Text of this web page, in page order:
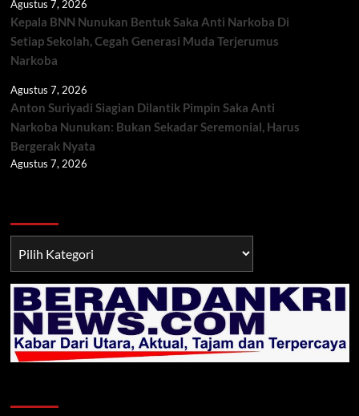
Agustus 7, 2026
Kepala BNN Nunukan Bentuk Saka Anti Narkoba Di
Setiap Sekolah, Cegah Generasi Muda Terjerumus
Narkoba
Agustus 7, 2026
Anton Suriyadi Siagian Dilantik Pimpin Saka Anti
Narkoba Nunukan: Bukan Sekadar Seremonial, Harus
Bergerak Nyata
Agustus 7, 2026
TNI/POLRI